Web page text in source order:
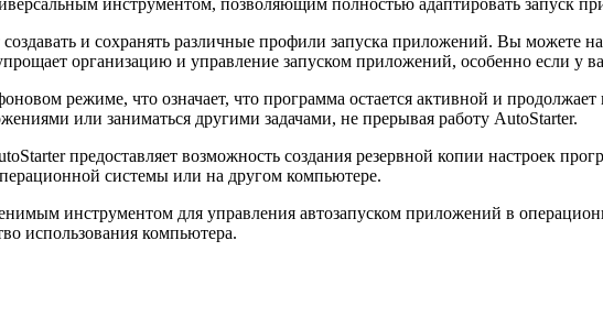
инструментом, позволяющим полностью адаптировать запуск
создавать и сохранять различные профили запуска приложений. Вы можете
организацию и управление запуском приложений, особенно если у
режиме, что означает, что программа остается активной и
или заниматься другими задачами, не прерывая работу AutoStarter.
предоставляет возможность создания резервной копии настроек
системы или на другом компьютере.
инструментом для управления автозапуском приложений в
использования компьютера.